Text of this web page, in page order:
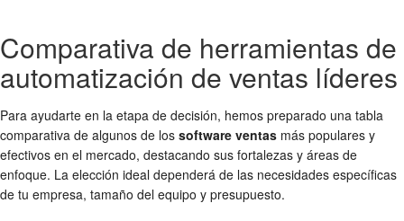
Comparativa de herramientas de
automatización de ventas líderes
Para ayudarte en la etapa de decisión, hemos preparado una tabla
comparativa de algunos de los software ventas más populares y
efectivos en el mercado, destacando sus fortalezas y áreas de
enfoque. La elección ideal dependerá de las necesidades específicas
de tu empresa, tamaño del equipo y presupuesto.